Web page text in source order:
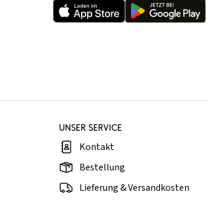
UNSER SERVICE
Kontakt
Bestellung
Lieferung & Versandkosten